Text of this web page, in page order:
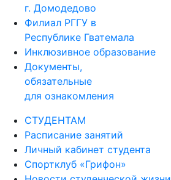
г. Домодедово
Филиал РГГУ в
Республике Гватемала
Инклюзивное образование
Документы,
обязательные
для ознакомления
СТУДЕНТАМ
Расписание занятий
Личный кабинет студента
Спортклуб «Грифон»